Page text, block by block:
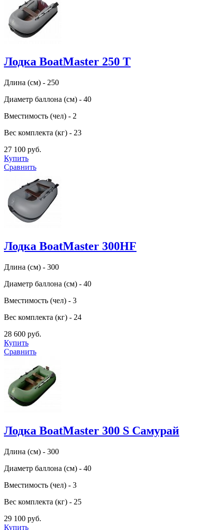
Лодка BoatMaster 250 T
Длина (см) - 250
Диаметр баллона (см) - 40
Вместимость (чел) - 2
Вес комплекта (кг) - 23
27 100 руб.
Купить
Сравнить
Лодка BoatMaster 300HF
Длина (см) - 300
Диаметр баллона (см) - 40
Вместимость (чел) - 3
Вес комплекта (кг) - 24
28 600 руб.
Купить
Сравнить
Лодка BoatMaster 300 S Самурай
Длина (см) - 300
Диаметр баллона (см) - 40
Вместимость (чел) - 3
Вес комплекта (кг) - 25
29 100 руб.
Купить